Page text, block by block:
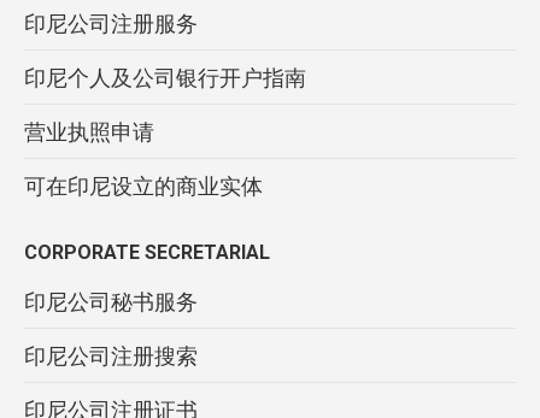
印尼公司注册服务
印尼个人及公司银行开户指南
营业执照申请
可在印尼设立的商业实体
CORPORATE SECRETARIAL
印尼公司秘书服务
印尼公司注册搜索
印尼公司注册证书